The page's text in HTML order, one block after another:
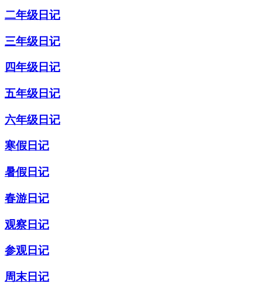
二年级日记
三年级日记
四年级日记
五年级日记
六年级日记
寒假日记
暑假日记
春游日记
观察日记
参观日记
周末日记